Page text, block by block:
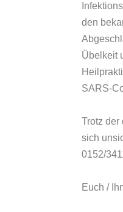
den
Übelkeit
SARS-
Trotz
sich
0152/
Euch /